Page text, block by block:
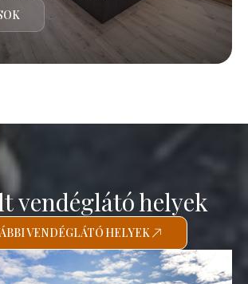
vendéglátó helyek
VENDÉGLÁTÓ HELYEK